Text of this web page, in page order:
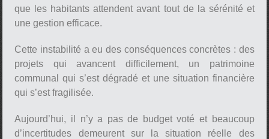
que les habitants attendent avant tout de la sérénité et
une gestion efficace.
Cette instabilité a eu des conséquences concrètes : des
projets qui avancent difficilement, un patrimoine
communal qui s’est dégradé et une situation financière
qui s’est fragilisée.
Aujourd’hui, il n’y a pas de budget voté et beaucoup
d’incertitudes demeurent sur la situation réelle des